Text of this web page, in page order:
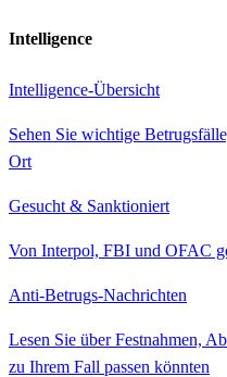
Intelligence
Intelligence-Übersicht
Sehen Sie wichtige
Ort
Gesucht & Sanktioniert
Von Interpol, FBI und OFAC
Anti-Betrugs-Nachrichten
Lesen Sie über Festnahmen,
zu Ihrem Fall passen könnten